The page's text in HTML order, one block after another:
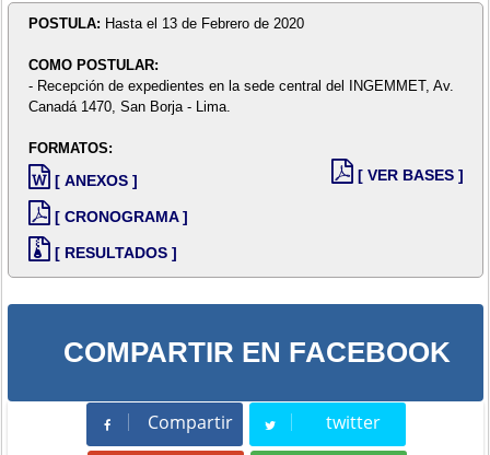
POSTULA: Hasta el 13 de Febrero de 2020
COMO POSTULAR:
- Recepción de expedientes en la sede central del INGEMMET, Av.
Canadá 1470, San Borja - Lima.
FORMATOS:
[ ANEXOS ]
[ CRONOGRAMA ]
[ RESULTADOS ]
[ VER BASES ]
COMPARTIR EN FACEBOOK
Compartir
Compartir twitter
Tweet